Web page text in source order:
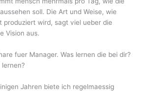
soll. Die Art und Weise, wie
produziert wird, sagt viel ueber die
Vision aus.
fuer Manager. Was lernen die bei dir?
Jahren biete ich regelmaessig